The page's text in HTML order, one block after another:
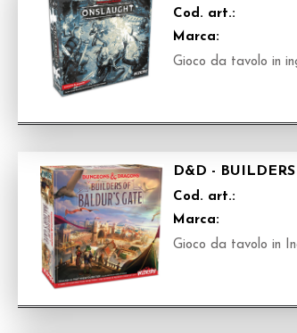
Cod. art.:
Marca:
Gioco da tavolo in
D&D -
Cod. art.:
Marca:
Gioco da tavolo in